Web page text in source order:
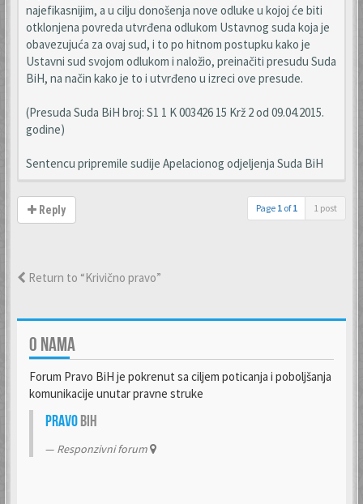
najefikasnijim, a u cilju donošenja nove odluke u kojoj će biti
otklonjena povreda utvrđena odlukom Ustavnog suda koja je
obavezujuća za ovaj sud, i to po hitnom postupku kako je
Ustavni sud svojom odlukom i naložio, preinačiti presudu Suda
BiH, na način kako je to i utvrđeno u izreci ove presude.
(Presuda Suda BiH broj: S1 1 K 003426 15 Krž 2 od 09.04.2015.
godine)
Sentencu pripremile sudije Apelacionog odjeljenja Suda BiH
Reply Page 1 of1 1 post
Return to “Krivično pravo”
O NAMA
Forum Pravo BiH je pokrenut sa ciljem poticanja i poboljšanja
komunikacije unutar pravne struke
PravoBiH
Responzivni forum